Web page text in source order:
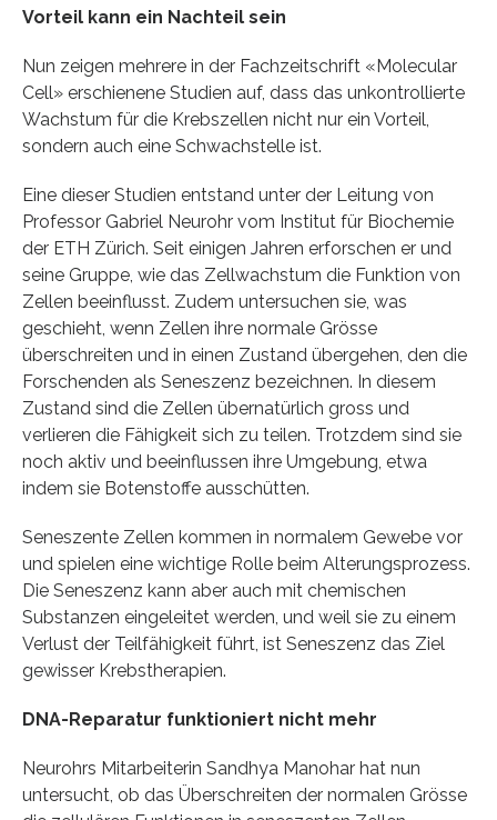
Vorteil kann ein Nachteil sein
Nun zeigen mehrere in der Fachzeitschrift «Molecular
Cell» erschienene Studien auf, dass das unkontrollierte
Wachstum für die Krebszellen nicht nur ein Vorteil,
sondern auch eine Schwachstelle ist.
Eine dieser Studien entstand unter der Leitung von
Professor Gabriel Neurohr vom Institut für Biochemie
der ETH Zürich. Seit einigen Jahren erforschen er und
seine Gruppe, wie das Zellwachstum die Funktion von
Zellen beeinflusst. Zudem untersuchen sie, was
geschieht, wenn Zellen ihre normale Grösse
überschreiten und in einen Zustand übergehen, den die
Forschenden als Seneszenz bezeichnen. In diesem
Zustand sind die Zellen übernatürlich gross und
verlieren die Fähigkeit sich zu teilen. Trotzdem sind sie
noch aktiv und beeinflussen ihre Umgebung, etwa
indem sie Botenstoffe ausschütten.
Seneszente Zellen kommen in normalem Gewebe vor
und spielen eine wichtige Rolle beim Alterungsprozess.
Die Seneszenz kann aber auch mit chemischen
Substanzen eingeleitet werden, und weil sie zu einem
Verlust der Teilfähigkeit führt, ist Seneszenz das Ziel
gewisser Krebstherapien.
DNA-Reparatur funktioniert nicht mehr
Neurohrs Mitarbeiterin Sandhya Manohar hat nun
untersucht, ob das Überschreiten der normalen Grösse